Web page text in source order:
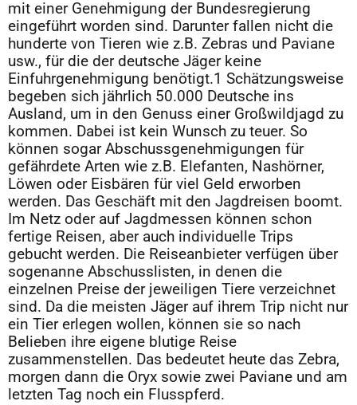
mit einer Genehmigung der Bundesregierung
eingeführt worden sind. Darunter fallen nicht die
hunderte von Tieren wie z.B. Zebras und Paviane
usw., für die der deutsche Jäger keine
Einfuhrgenehmigung benötigt.1 Schätzungsweise
begeben sich jährlich 50.000 Deutsche ins
Ausland, um in den Genuss einer Großwildjagd zu
kommen. Dabei ist kein Wunsch zu teuer. So
können sogar Abschussgenehmigungen für
gefährdete Arten wie z.B. Elefanten, Nashörner,
Löwen oder Eisbären für viel Geld erworben
werden. Das Geschäft mit den Jagdreisen boomt.
Im Netz oder auf Jagdmessen können schon
fertige Reisen, aber auch individuelle Trips
gebucht werden. Die Reiseanbieter verfügen über
sogenanne Abschusslisten, in denen die
einzelnen Preise der jeweiligen Tiere verzeichnet
sind. Da die meisten Jäger auf ihrem Trip nicht nur
ein Tier erlegen wollen, können sie so nach
Belieben ihre eigene blutige Reise
zusammenstellen. Das bedeutet heute das Zebra,
morgen dann die Oryx sowie zwei Paviane und am
letzten Tag noch ein Flusspferd.